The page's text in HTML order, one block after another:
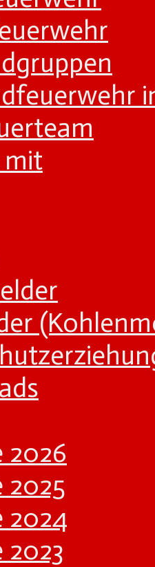
mit
2026
2025
2024
2023